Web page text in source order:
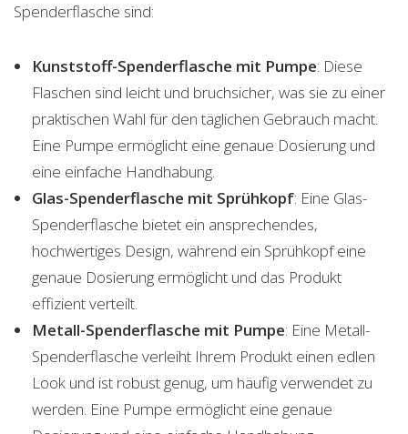
Spenderflasche sind:
Kunststoff-Spenderflasche mit Pumpe: Diese
Flaschen sind leicht und bruchsicher, was sie zu einer
praktischen Wahl für den täglichen Gebrauch macht.
Eine Pumpe ermöglicht eine genaue Dosierung und
eine einfache Handhabung.
Glas-Spenderflasche mit Sprühkopf: Eine Glas-
Spenderflasche bietet ein ansprechendes,
hochwertiges Design, während ein Sprühkopf eine
genaue Dosierung ermöglicht und das Produkt
effizient verteilt.
Metall-Spenderflasche mit Pumpe: Eine Metall-
Spenderflasche verleiht Ihrem Produkt einen edlen
Look und ist robust genug, um häufig verwendet zu
werden. Eine Pumpe ermöglicht eine genaue